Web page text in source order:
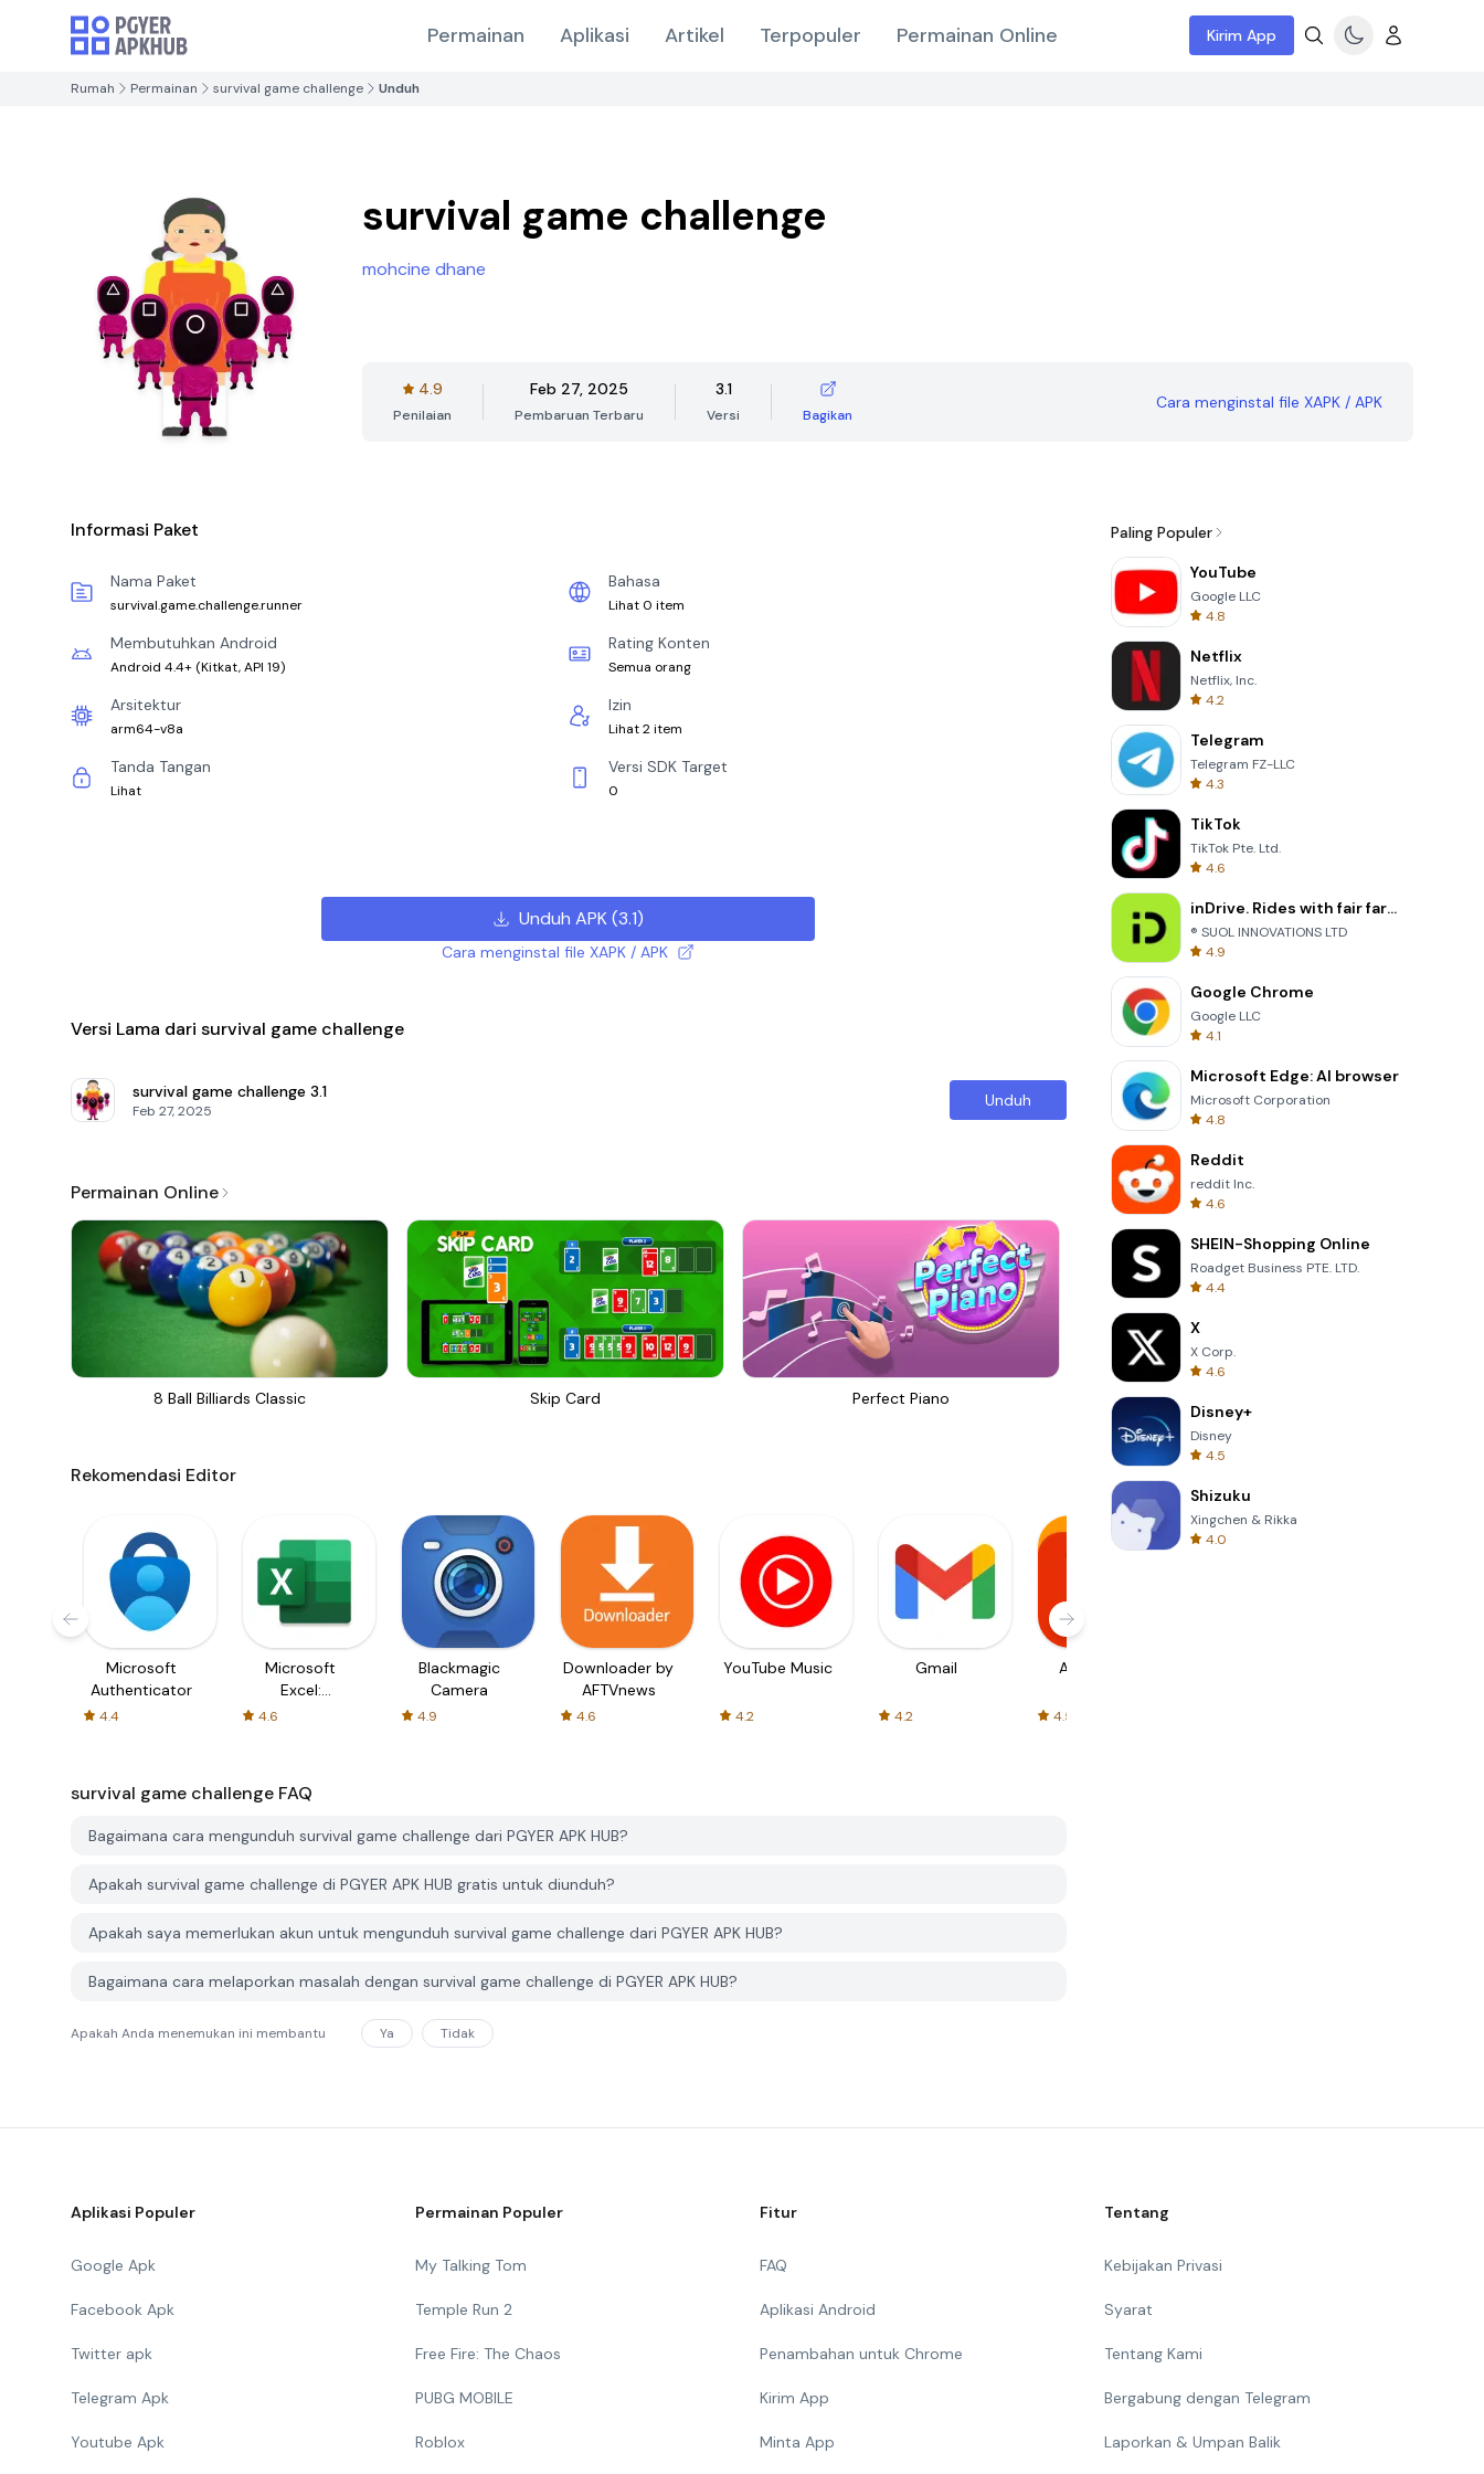
Permainan Aplikasi Artikel Terpopuler Permainan Online Kirim App
Rumah Permainan survival game challenge Unduh
survival game challenge
mohcine dhane
4.9
Penilaian
Feb 27, 2025
Pembaruan Terbaru
3.1
Versi Bagikan
Cara menginstal file XAPK / APK
Informasi Paket
Nama Paket
survival.game.challenge.runner
Bahasa
Lihat 0 item
Membutuhkan Android
Android 4.4+ (Kitkat, API 19)
Rating Konten
Semua orang
Arsitektur
arm64-v8a
Izin
Lihat 2 item
Tanda Tangan
Lihat
Versi SDK Target
0
Unduh APK(3.1)
Cara menginstal file XAPK / APK
Versi Lama dari survival game challenge
survival game challenge 3.1
Feb 27, 2025
Unduh
Permainan Online
8 Ball Billiards Classic Skip Card Perfect Piano
Rekomendasi Editor
Microsoft
Authenticator
4.4
Microsoft
Excel:
Spreadsheets
4.6
Blackmagic
Camera
4.9
Downloader by
AFTVnews
4.6
YouTube Music
4.2
Gmail
4.2
AliExpress
4.5
survival game challenge FAQ
Bagaimana cara mengunduh survival game challenge dari PGYER APK HUB?
Apakah survival game challenge di PGYER APK HUB gratis untuk diunduh?
Apakah saya memerlukan akun untuk mengunduh survival game challenge dari PGYER APK HUB?
Bagaimana cara melaporkan masalah dengan survival game challenge di PGYER APK HUB?
Apakah Anda menemukan ini membantu Ya Tidak
Paling Populer
YouTube
Google LLC
4.8
Netflix
Netflix, Inc.
4.2
Telegram
Telegram FZ-LLC
4.3
TikTok
TikTok Pte. Ltd.
4.6
inDrive. Rides with fair fares
® SUOL INNOVATIONS LTD
4.9
Google Chrome
Google LLC
4.1
Microsoft Edge: AI browser
Microsoft Corporation
4.8
Reddit
reddit Inc.
4.6
SHEIN-Shopping Online
Roadget Business PTE. LTD.
4.4
X
X Corp.
4.6
Disney+
Disney
4.5
Shizuku
Xingchen & Rikka
4.0
Aplikasi Populer
Google Apk
Facebook Apk
Twitter apk
Telegram Apk
Youtube Apk
Permainan Populer
My Talking Tom
Temple Run 2
Free Fire: The Chaos
PUBG MOBILE
Roblox
Fitur
FAQ
Aplikasi Android
Penambahan untuk Chrome
Kirim App
Minta App
Tentang
Kebijakan Privasi
Syarat
Tentang Kami
Bergabung dengan Telegram
Laporkan & Umpan Balik